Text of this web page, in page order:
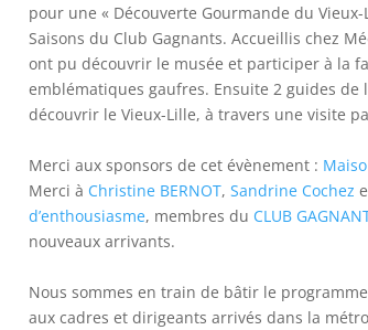
pour une « Découverte Gourmande du
Saisons du Club Gagnants. Accueillis chez
ont pu découvrir le musée et participer à la
emblématiques gaufres. Ensuite 2 guides
découvrir le Vieux-Lille, à travers une visite
Merci aux sponsors de cet évènement :
Merci à Christine BERNOT,Sandrine Cochez
d’enthousiasme, membres du CLUB
nouveaux arrivants.
Nous sommes en train de bâtir le
aux cadres et dirigeants arrivés dans la